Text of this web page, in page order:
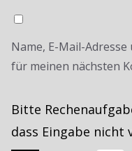
Name, E-Mail-
für meinen nächsten
Bitte
dass Eingabe